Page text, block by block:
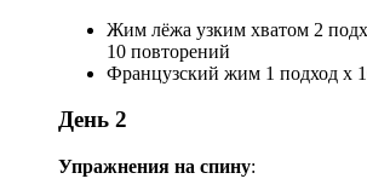
Жим лёжа узким хватом 2
10 повторений
Французский жим 1 подход х
День 2
Упражнения на спину: